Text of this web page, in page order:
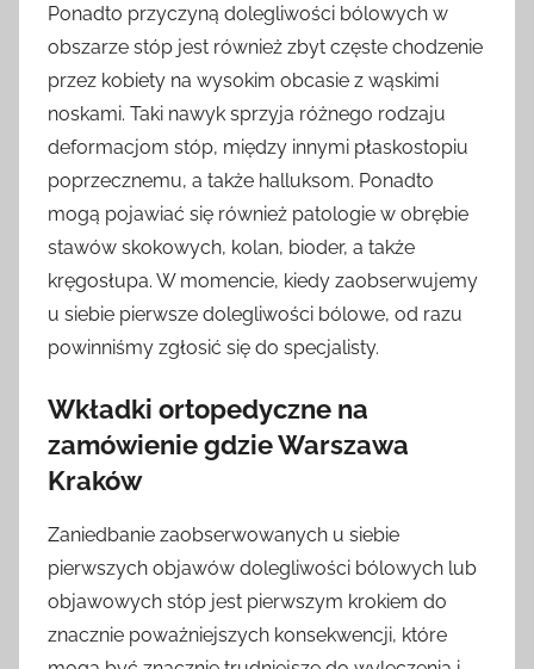
Ponadto przyczyną dolegliwości bólowych w
obszarze stóp jest również zbyt częste chodzenie
przez kobiety na wysokim obcasie z wąskimi
noskami. Taki nawyk sprzyja różnego rodzaju
deformacjom stóp, między innymi płaskostopiu
poprzecznemu, a także halluksom. Ponadto
mogą pojawiać się również patologie w obrębie
stawów skokowych, kolan, bioder, a także
kręgosłupa. W momencie, kiedy zaobserwujemy
u siebie pierwsze dolegliwości bólowe, od razu
powinniśmy zgłosić się do specjalisty.
Wkładki ortopedyczne na
zamówienie gdzie Warszawa
Kraków
Zaniedbanie zaobserwowanych u siebie
pierwszych objawów dolegliwości bólowych lub
objawowych stóp jest pierwszym krokiem do
znacznie poważniejszych konsekwencji, które